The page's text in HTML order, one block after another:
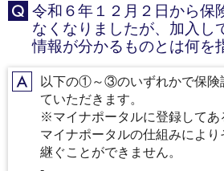
Q
令和６年１２月２日から保
なくなりましたが、加入し
情報が分かるものとは何を
A以下の①～③のいずれかで保険
ていただきます。
※マイナポータルに登録してあ
マイナポータルの仕組みにより
継ぐことができません。